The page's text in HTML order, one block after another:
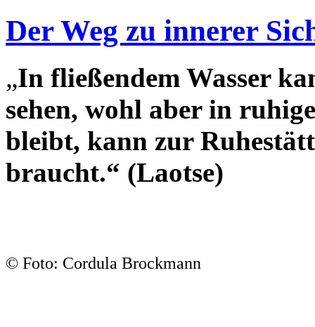
Der Weg zu innerer
„In fließendem Wasser
sehen, wohl aber in
bleibt, kann zur
braucht.“ (Laotse)
© Foto: Cordula Brockmann